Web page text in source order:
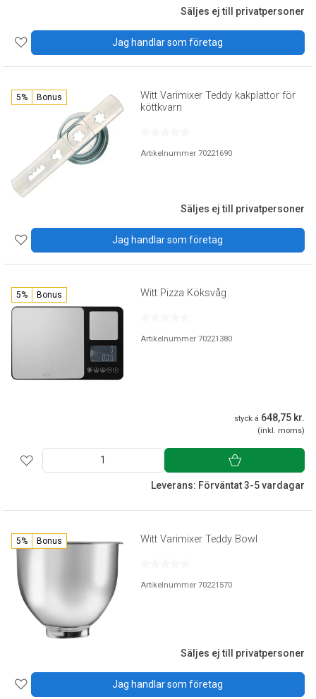
Säljes ej till privatpersoner
Jag handlar som företag
5% Bonus
Witt Varimixer Teddy kakplattor för
köttkvarn
Artikelnummer 70221690
Säljes ej till privatpersoner
Jag handlar som företag
5% Bonus Witt Pizza Köksvåg
Artikelnummer 70221380
styck á 648,75 kr.
(inkl. moms)
Leverans: Förväntat 3-5 vardagar
5% Bonus Witt Varimixer Teddy Bowl
Artikelnummer 70221570
Säljes ej till privatpersoner
Jag handlar som företag